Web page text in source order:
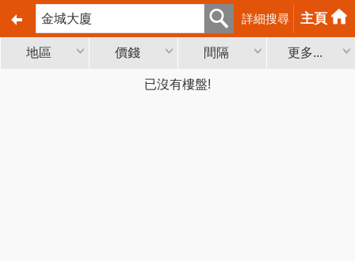
詳細搜尋 主頁
地區 價錢 間隔 更多...
已沒有樓盤!